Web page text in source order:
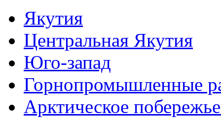
Якутия
Центральная Якутия
Юго-запад
Горнопромышленные
Арктическое